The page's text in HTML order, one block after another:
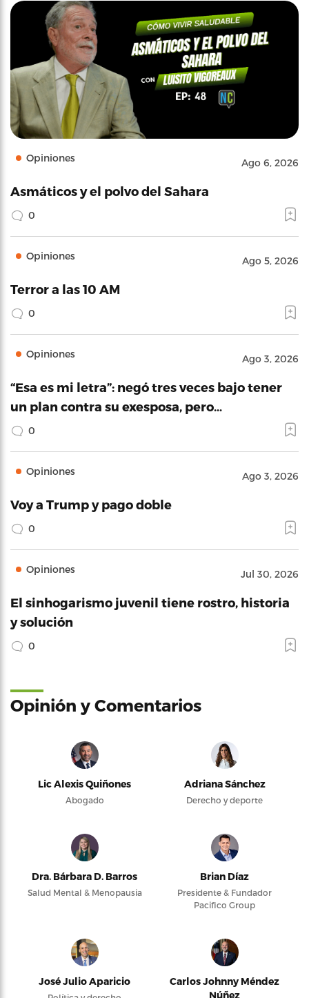
Opiniones Ago 6, 2026
Asmáticos y el polvo del Sahara
0
Opiniones Ago 5, 2026
Terror a las 10 AM
0
Opiniones Ago 3, 2026
“Esa es mi letra”: negó tres veces bajo tener
un plan contra su exesposa, pero…
0
Opiniones Ago 3, 2026
Voy a Trump y pago doble
0
Opiniones Jul 30, 2026
El sinhogarismo juvenil tiene rostro, historia
y solución
0
Opinión y Comentarios
Lic Alexis Quiñones
Abogado
Adriana Sánchez
Derecho y deporte
Dra. Bárbara D. Barros
Salud Mental & Menopausia
Brian Díaz
Presidente & Fundador
Pacifico Group
José Julio Aparicio
Carlos Johnny Méndez
Núñez